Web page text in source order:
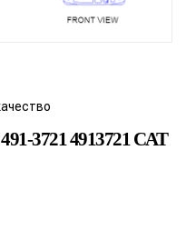
3721 4913721 CAT